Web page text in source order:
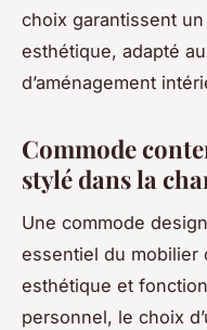
choix garantissent
esthétique, adapté
d’aménagement
Commode
stylé dans la
Une commode
essentiel du mobilier
esthétique et
personnel, le choix